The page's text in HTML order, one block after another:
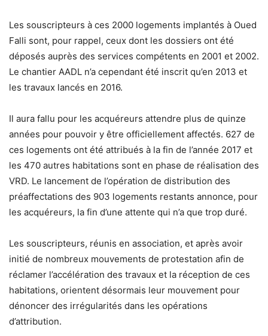
Les souscripteurs à ces 2000 logements implantés à Oued
Falli sont, pour rappel, ceux dont les dossiers ont été
déposés auprès des services compétents en 2001 et 2002.
Le chantier AADL n’a cependant été inscrit qu’en 2013 et
les travaux lancés en 2016.
Il aura fallu pour les acquéreurs attendre plus de quinze
années pour pouvoir y être officiellement affectés. 627 de
ces logements ont été attribués à la fin de l’année 2017 et
les 470 autres habitations sont en phase de réalisation des
VRD. Le lancement de l’opération de distribution des
préaffectations des 903 logements restants annonce, pour
les acquéreurs, la fin d’une attente qui n’a que trop duré.
Les souscripteurs, réunis en association, et après avoir
initié de nombreux mouvements de protestation afin de
réclamer l’accélération des travaux et la réception de ces
habitations, orientent désormais leur mouvement pour
dénoncer des irrégularités dans les opérations
d’attribution.